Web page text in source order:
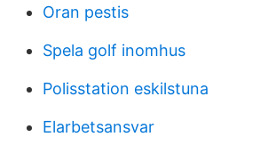
Oran pestis
Spela golf inomhus
Polisstation eskilstuna
Elarbetsansvar